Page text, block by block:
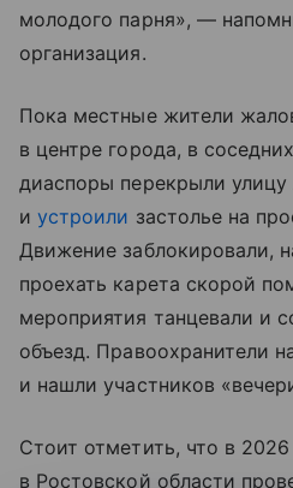
молодого парня», —
организация.
Пока местные жители
в центре города, в
диаспоры перекрыли
иустроили застолье на
Движение заблокировали,
проехать карета скорой
мероприятия танцевали и
объезд. Правоохранители
и нашли участников
Стоит отметить, что в
в Ростовской области